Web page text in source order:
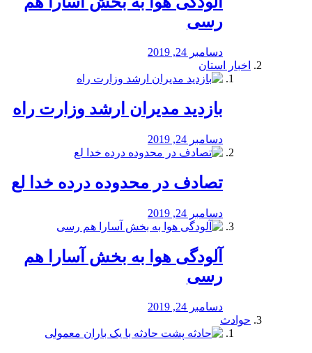
رسی
دسامبر 24, 2019
اخبار استان
بازدید مدیران ارشد وزارت راه
دسامبر 24, 2019
تصادف در محدوده درده خدا لع
دسامبر 24, 2019
آلودگی هوا به بخش آسارا هم
رسی
دسامبر 24, 2019
حوادث